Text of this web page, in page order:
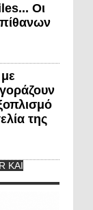
Οι
της
ΚΑΙ